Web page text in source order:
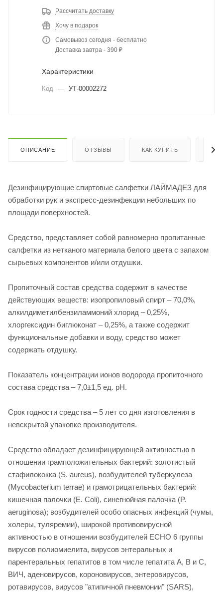
Рассчитать доставку
Хочу в подарок
Самовывоз сегодня - бесплатно
Доставка завтра - 390 ₽
Характеристики
Код — УТ-00002272
ОПИСАНИЕ ОТЗЫВЫ КАК КУПИТЬ
Дезинфицирующие спиртовые салфетки ЛАЙМАДЕЗ для
обработки рук и экспресс-дезинфекции небольших по
площади поверхностей.
Средство, представляет собой равномерно пропитанные
салфетки из нетканого материала белого цвета с запахом
сырьевых компонентов и/или отдушки.
Пропиточный состав средства содержит в качестве
действующих веществ: изопропиловый спирт – 70,0%,
алкилдиметилбензиламмоний хлорид – 0,25%,
хлоргексидин биглюконат – 0,25%, а также содержит
функциональные добавки и воду, средство может
содержать отдушку.
Показатель концентрации ионов водорода пропиточного
состава средства – 7,0±1,5 ед. рН.
Срок годности средства – 5 лет со дня изготовления в
невскрытой упаковке производителя.
Средство обладает дезинфицирующей активностью в
отношении грамположительных бактерий: золотистый
стафилококка (S. aureus), возбудителей туберкулеза
(Mycobacterium terrae) и грамотрицательных бактерий:
кишечная палочки (E. Coli), синегнойная палочка (P.
aeruginosa); возбудителей особо опасных инфекций (чумы,
холеры, туляремии), широкой противовирусной
активностью в отношении возбудителей ECHO 6 группы
вирусов полиомиелита, вирусов энтеральных и
парентеральных гепатитов в том числе гепатита А, В и С,
ВИЧ, аденовирусов, короновирусов, энтеровирусов,
ротавирусов, вирусов "атипичной пневмонии" (SARS),